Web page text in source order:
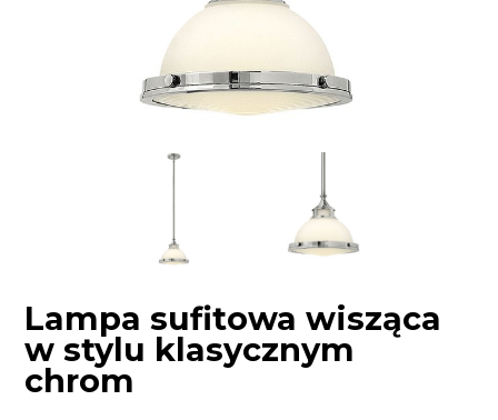
Lampa sufitowa wisząca
w stylu klasycznym
chrom